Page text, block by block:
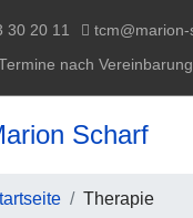
30 20 11 tcm@marion-
nach Vereinbarung
Scharf
Therapie